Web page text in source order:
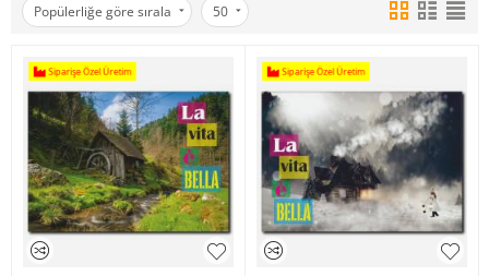
Popülerliğe göre sırala 50
Siparişe Özel Üretim Siparişe Özel Üretim